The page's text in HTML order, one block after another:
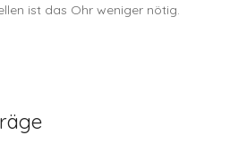
ist das Ohr weniger nötig.